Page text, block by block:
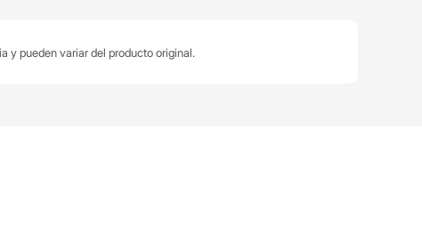
y pueden variar del producto original.